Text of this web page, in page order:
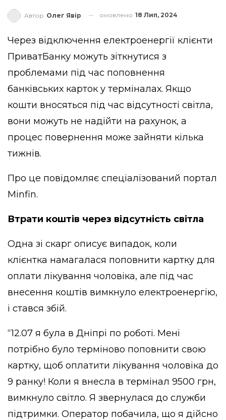
Автор Олег Явір оновлено 18 Лип, 2024
Через відключення електроенергії клієнти
ПриватБанку можуть зіткнутися з
проблемами під час поповнення
банківських карток у терміналах. Якщо
кошти вносяться під час відсутності світла,
вони можуть не надійти на рахунок, а
процес повернення може зайняти кілька
тижнів.
Про це повідомляє спеціалізований портал
Minfin.
Втрати коштів через відсутність світла
Одна зі скарг описує випадок, коли
клієнтка намагалася поповнити картку для
оплати лікування чоловіка, але під час
внесення коштів вимкнуло електроенергію,
і стався збій.
“12.07 я була в Дніпрі по роботі. Мені
потрібно було терміново поповнити свою
картку, щоб оплатити лікування чоловіка до
9 ранку! Коли я внесла в термінал 9500 грн,
вимкнуло світло. Я звернулася до служби
підтримки. Оператор побачила, що я дійсно